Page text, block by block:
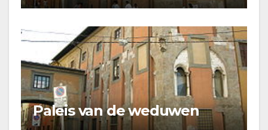
Paleis van de weduwen